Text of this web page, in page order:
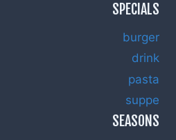
SPECIALS
burger
drink
pasta
suppe
SEASONS